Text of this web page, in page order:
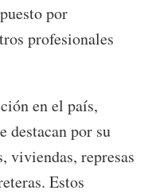
por
profesionales
en el país,
destacan por su
viviendas, represas
Estos